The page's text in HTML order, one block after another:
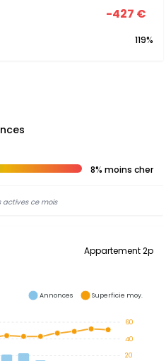
-427 €
119%
8% moins cher
actives ce mois
Appartement 2p
60
40
20
Annonces Superficie moy.